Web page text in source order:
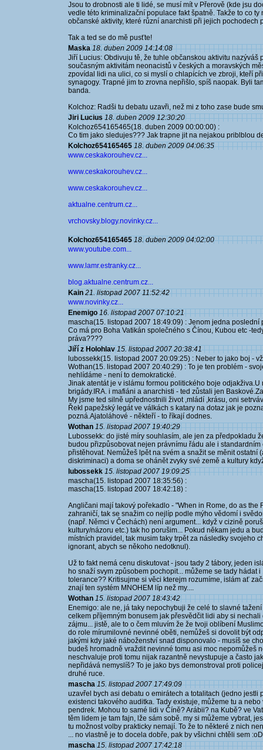
Jsou to drobnosti ale ti lidé, se musí mít v Přerově (kde jsu
vedle této kriminalizační populace fakt špatně. Takže to co
občanské aktivity, které různí anarchisti při jejich pochodech
Tak a ted se do mě pusťte!
Maska 18. duben 2009 14:14:08
Jiří Lucius: Obdivuju tě, že tuhle občanskou aktivitu
současným aktivitám neonacistů v českých a moravských
zpovídal lidi na ulici, co si myslí o chlapících ve zbroji, kteří
synagogy. Trapné jim to zrovna nepřišlo, spíš naopak. Byli
banda.
Kolchoz: Radši tu debatu uzavři, než mi z toho zase bude
Jiri Lucius 18. duben 2009 12:30:20
Kolchoz654165465(18. duben 2009 00:00:00) :
Co tim jako sledujes??? Jak trapne jit na nejakou priblblou
Kolchoz654165465 18. duben 2009 04:06:35
www.ceskakorouhev.cz...
www.ceskakorouhev.cz...
www.ceskakorouhev.cz...
aktualne.centrum.cz...
vrchovsky.blogy.novinky.cz...
Kolchoz654165465 18. duben 2009 04:02:00
www.youtube.com...
www.lamr.estranky.cz...
blog.aktualne.centrum.cz...
Kain 21. listopad 2007 11:52:42
www.novinky.cz...
Enemigo 16. listopad 2007 07:10:21
mascha(15. listopad 2007 18:49:09) : Jenom jedna poslední
Co má pro Boha Vatikán společného s Čínou, Kubou etc -
práva????
Jiří z Holohlav 15. listopad 2007 20:38:41
lubossekk(15. listopad 2007 20:09:25) : Neber to jako boj -
Wothan(15. listopad 2007 20:40:29) : To je ten problém -
nehlídáme - není to demokratické.
Jinak atentát je v islámu formou politického boje
brigády.IRA. i mafiáni a anarchisti - ted zůstali jen
My jsme ted silně upřednostnili život ,mládí ,krásu, oni
Řekl papežský legát ve válkách s katary na dotaz jak je
pozná.Ajatoláhové - někteří - to říkají dodnes.
Wothan 15. listopad 2007 19:40:29
Lubossekk: do jisté míry souhlasím, ale jen za předpokladu
budou přizpůsobovat nejen právnímu řádu ale i
přistěhovat. Nemůžeš lpět na svém a snažit se měnit ostatní
diskriminaci) a doma se ohánět zvyky své země a kultury
lubossekk 15. listopad 2007 19:09:25
mascha(15. listopad 2007 18:35:56) :
mascha(15. listopad 2007 18:42:18) :
Angličani mají takový pořekadlo - "When in Rome, do as the
zahraničí, tak se snažim co nejlíp podle mýho vědomí i
(např. Němci v Čechách) není argument... když v cizině
kultury/názoru etc.) tak ho porušim... Pokud někam jedu a
místních pravidel, tak musim taky trpět za následky svojeho
ignorant, abych se někoho nedotknul).
Už to fakt nemá cenu diskutovat - jsou tady 2 tábory, jeden
ho snaží svym způsobem pochopit... můžeme se tady hádat
tolerance?? Kritisujme si věci kterejm rozumíme, islám ať
znají ten systém MNOHEM líp než my....
Wothan 15. listopad 2007 18:43:42
Enemigo: ale ne, já taky nepochybuji že celé to slavné
celkem příjemným bonusem jak přesvědčit lidi aby si
zájmu... jistě, ale to o čem mluvím že že tvoji oblíbení
do role mírumilovné nevinné oběti, nemůžeš si dovolit být
jakými kdy jaké náboženství snad disponovalo - musíš se
budeš hromadně vraždit nevinné tomu asi moc nepomůžeš
neschvaluje proti tomu nijak razantně nevystupuje a často
nepřidává nemyslíš? To je jako bys demonstroval proti
druhé ruce.
mascha 15. listopad 2007 17:49:09
uzavřel bych asi debatu o emirátech a totalitach (jedno
existenci takového auditka. Tady existuje, můžeme tu a
pendrek. Mohou to samé lidi v Číně? Arábii? na Kubě? ve
těm lidem je tam fajn, lže sám sobě. my si můžeme vybrat,
tu možnost volby prakticky nemají. To že to některé z nich
... no vlastně je to docela dobře, pak by všichni chtěli sem :oD
mascha 15. listopad 2007 17:42:18